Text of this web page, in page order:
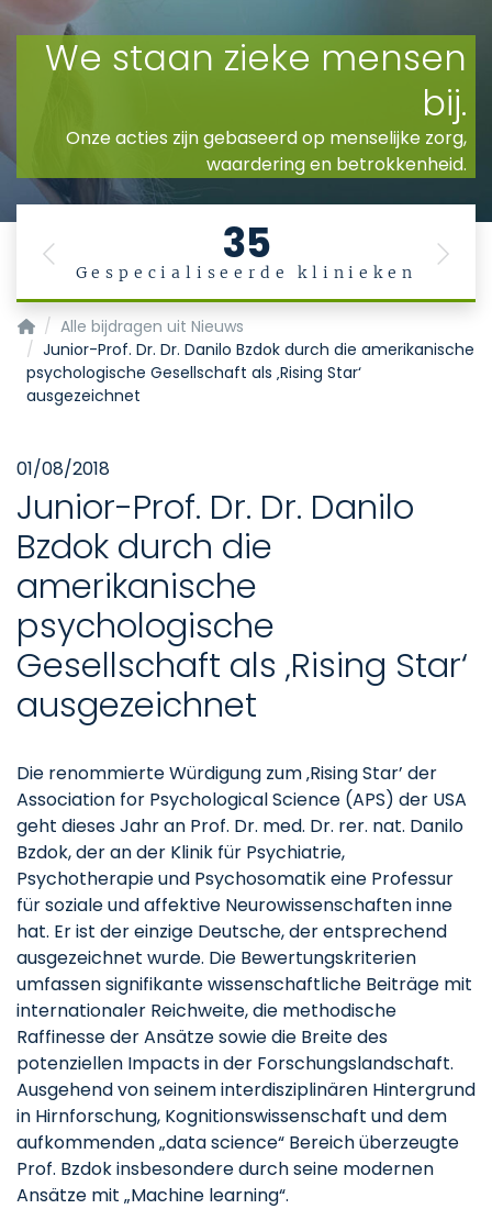
35
Gespecialiseerde klinieken
Previous Next
Startpagina
Alle bijdragen uit Nieuws
Junior-Prof. Dr. Dr. Danilo Bzdok durch die amerikanische
psychologische Gesellschaft als ‚Rising Star‘
ausgezeichnet
01/08/2018
Junior-Prof. Dr. Dr. Danilo
Bzdok durch die
amerikanische
psychologische
Gesellschaft als ‚Rising Star‘
ausgezeichnet
Die renommierte Würdigung zum ‚Rising Star’ der
Association for Psychological Science (APS) der USA
geht dieses Jahr an Prof. Dr. med. Dr. rer. nat. Danilo
Bzdok, der an der Klinik für Psychiatrie,
Psychotherapie und Psychosomatik eine Professur
für soziale und affektive Neurowissenschaften inne
hat. Er ist der einzige Deutsche, der entsprechend
ausgezeichnet wurde. Die Bewertungskriterien
umfassen signifikante wissenschaftliche Beiträge mit
internationaler Reichweite, die methodische
Raffinesse der Ansätze sowie die Breite des
potenziellen Impacts in der Forschungslandschaft.
Ausgehend von seinem interdisziplinären Hintergrund
in Hirnforschung, Kognitionswissenschaft und dem
aufkommenden „data science“ Bereich überzeugte
Prof. Bzdok insbesondere durch seine modernen
Ansätze mit „Machine learning“.